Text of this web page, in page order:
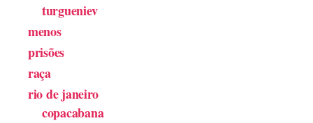
turgueniev
menos
prisões
raça
rio de janeiro
copacabana